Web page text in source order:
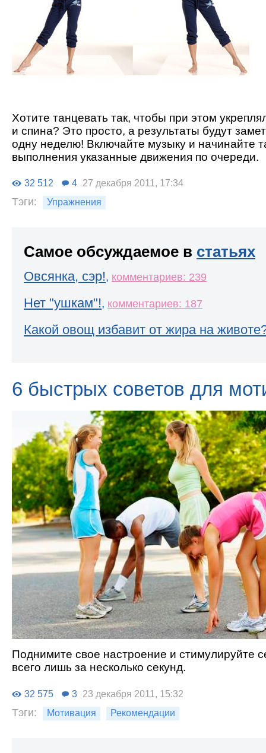
Хотите танцевать так, чтобы при этом
и спина? Это просто, а результаты будут
одну неделю! Включайте музыку и начинайте
выполнения указанные движения по очереди.
32 512 4 27 декабря 2011, 17:34
Тэги: Упражнения
Самое обсуждаемое в статьях
Овсянка, сэр!, комментариев: 239
Нет "ушкам"!, комментариев: 187
Какой овощ избавит от жира на
6 быстрых советов для
Поднимите свое настроение и стимулируйте
всего лишь за несколько секунд.
32 575 3 23 декабря 2011, 15:32
Тэги: Мотивация Рекомендации